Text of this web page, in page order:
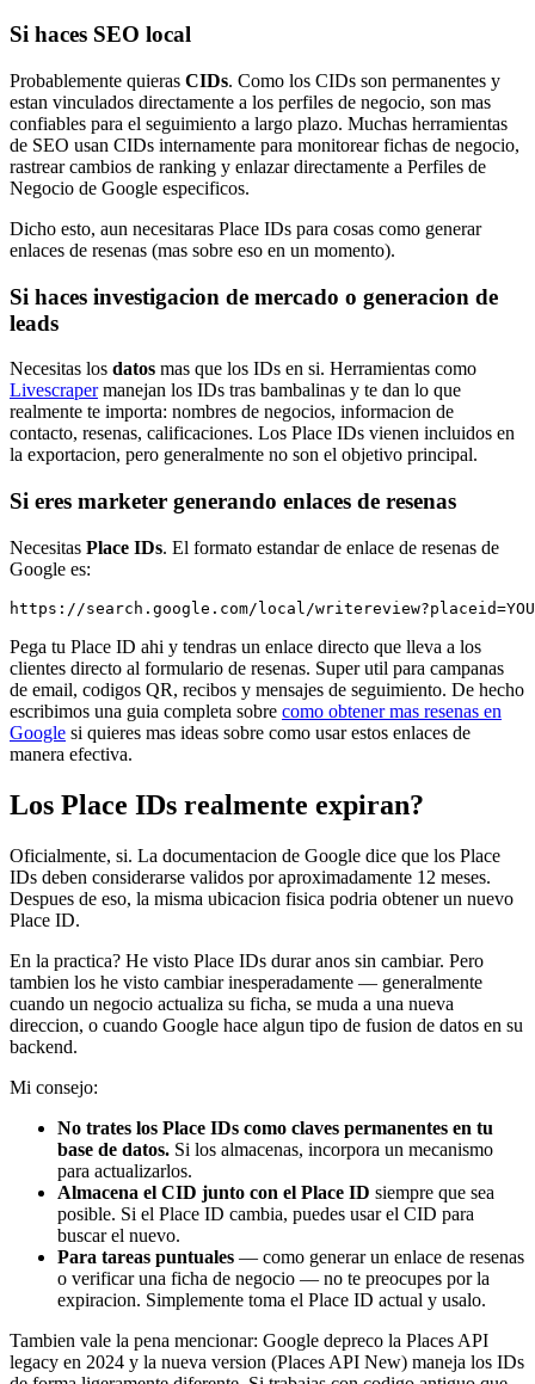
Si haces SEO local
Probablemente quieras CIDs. Como los CIDs son permanentes y
estan vinculados directamente a los perfiles de negocio, son mas
confiables para el seguimiento a largo plazo. Muchas herramientas
de SEO usan CIDs internamente para monitorear fichas de negocio,
rastrear cambios de ranking y enlazar directamente a Perfiles de
Negocio de Google especificos.
Dicho esto, aun necesitaras Place IDs para cosas como generar
enlaces de resenas (mas sobre eso en un momento).
Si haces investigacion de mercado o generacion de
leads
Necesitas los datos mas que los IDs en si. Herramientas como
Livescrapermanejan los IDs tras bambalinas y te dan lo que
realmente te importa: nombres de negocios, informacion de
contacto, resenas, calificaciones. Los Place IDs vienen incluidos en
la exportacion, pero generalmente no son el objetivo principal.
Si eres marketer generando enlaces de resenas
Necesitas Place IDs. El formato estandar de enlace de resenas de
Google es:
https://search.google.com/local/
Pega tu Place ID ahi y tendras un enlace directo que lleva a los
clientes directo al formulario de resenas. Super util para campanas
de email, codigos QR, recibos y mensajes de seguimiento. De hecho
escribimos una guia completa sobre como obtener mas resenas en
Google si quieres mas ideas sobre como usar estos enlaces de
manera efectiva.
Los Place IDs realmente expiran?
Oficialmente, si. La documentacion de Google dice que los Place
IDs deben considerarse validos por aproximadamente 12 meses.
Despues de eso, la misma ubicacion fisica podria obtener un nuevo
Place ID.
En la practica? He visto Place IDs durar anos sin cambiar. Pero
tambien los he visto cambiar inesperadamente — generalmente
cuando un negocio actualiza su ficha, se muda a una nueva
direccion, o cuando Google hace algun tipo de fusion de datos en su
backend.
Mi consejo:
No trates los Place IDs como claves permanentes en tu
base de datos. Si los almacenas, incorpora un mecanismo
para actualizarlos.
Almacena el CID junto con el Place ID siempre que sea
posible. Si el Place ID cambia, puedes usar el CID para
buscar el nuevo.
Para tareas puntuales — como generar un enlace de resenas
o verificar una ficha de negocio — no te preocupes por la
expiracion. Simplemente toma el Place ID actual y usalo.
Tambien vale la pena mencionar: Google depreco la Places API
legacy en 2024 y la nueva version (Places API New) maneja los IDs